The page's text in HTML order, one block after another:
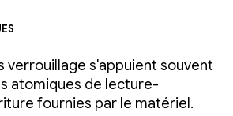
verrouillage s'appuient souvent
atomiques de lecture-
fournies par le matériel.